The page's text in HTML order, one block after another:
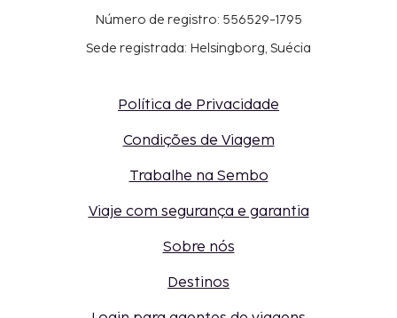
Número de registro: 556529-1795
Sede registrada: Helsingborg, Suécia
Política de Privacidade
Condições de Viagem
Trabalhe na Sembo
Viaje com segurança e garantia
Sobre nós
Destinos